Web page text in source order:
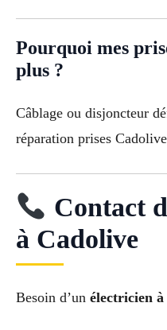
Pourquoi mes
plus ?
Câblage ou disjoncteur
réparation prises
Contact
à Cadolive
Besoin d’un électricien